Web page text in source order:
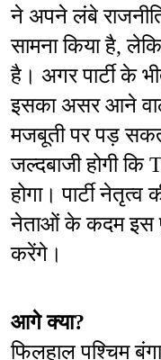
ने अपने लंबे
सामना किया है,
है। अगर पार्टी के
इसका असर आने
मजबूती पर पड़
जल्दबाजी होगी
होगा। पार्टी
नेताओं के कदम इस
करेंगे।
आगे क्या?
फिलहाल पश्चिम